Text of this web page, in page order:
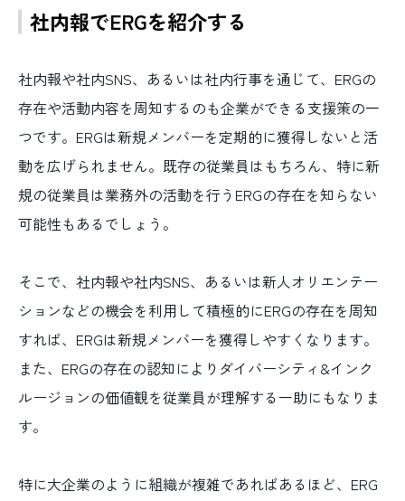
社内報でERGを紹介する
社内報や社内SNS、あるいは社内行事を通じて、ERGの
存在や活動内容を周知するのも企業ができる支援策の一
つです。ERGは新規メンバーを定期的に獲得しないと活
動を広げられません。既存の従業員はもちろん、特に新
規の従業員は業務外の活動を行うERGの存在を知らない
可能性もあるでしょう。
そこで、社内報や社内SNS、あるいは新人オリエンテー
ションなどの機会を利用して積極的にERGの存在を周知
すれば、ERGは新規メンバーを獲得しやすくなります。
また、ERGの存在の認知によりダイバーシティ&インク
ルージョンの価値観を従業員が理解する一助にもなりま
す。
特に大企業のように組織が複雑であればあるほど、ERG